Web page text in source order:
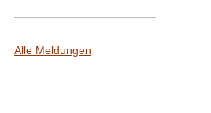
Alle Meldungen